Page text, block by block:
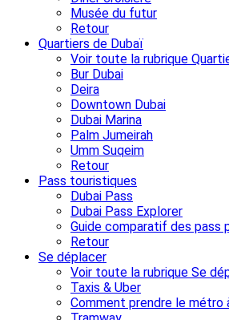
Musée du futur
Retour
Quartiers de Dubaï
Voir toute la rubrique
Bur Dubai
Deira
Downtown Dubai
Dubai Marina
Palm Jumeirah
Umm Suqeim
Retour
Pass touristiques
Dubai Pass
Dubai Pass Explorer
Guide comparatif des pass
Retour
Se déplacer
Voir toute la rubrique Se
Taxis & Uber
Comment prendre le métro